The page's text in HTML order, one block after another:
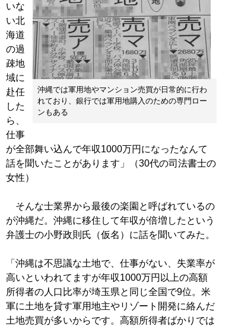
沖縄では軍用地やマンション売買が日常的に行わ
れており、銀行では軍用地購入のための専門ロー
ンもある
いな
い北
海道
の過
疎地
域に
赴任
した
ら、
仕事
が全部舞い込んで年収1000万円になったなんて
話を聞いたことがあります」（30代の司法書士の
女性）
そんな士業界から最後の楽園と呼ばれているの
が沖縄だ。沖縄に移住して年収が倍増したという
弁護士の小野政則氏（仮名）に話を聞いてみた。
「沖縄は不思議な土地で、仕事がない、失業率が
高いといわれてますが年収1000万円以上の高額
所得者の人口比率が埼玉県と同じ全国で9位。米
軍に土地を貸す軍用地主やリゾート開発に絡んだ
土地売買が多いからです。高額所得者ばかりでは